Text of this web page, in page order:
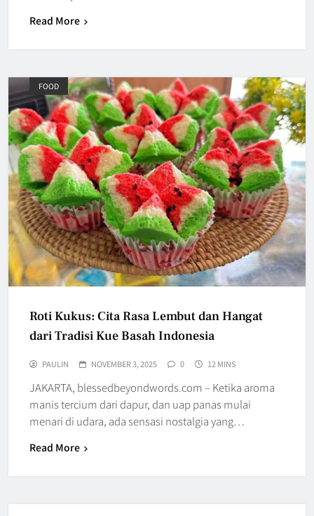
Read More
FOOD
Roti Kukus: Cita Rasa Lembut dan Hangat
dari Tradisi Kue Basah Indonesia
PAULIN NOVEMBER 3, 2025 0 12 MINS
JAKARTA, blessedbeyondwords.com – Ketika aroma
manis tercium dari dapur, dan uap panas mulai
menari di udara, ada sensasi nostalgia yang…
Read More